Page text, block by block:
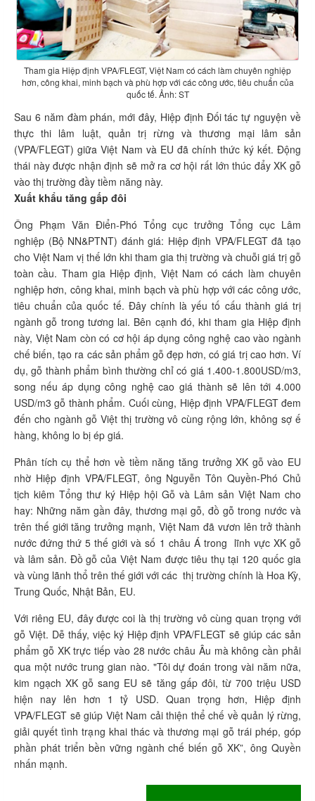
Tham gia Hiệp định VPA/FLEGT, Việt Nam có cách làm chuyên nghiệp
hơn, công khai, minh bạch và phù hợp với các công ước, tiêu chuẩn của
quốc tế. Ảnh: ST
Sau 6 năm đàm phán, mới đây, Hiệp định Đối tác tự nguyện về
thực thi lâm luật, quản trị rừng và thương mại lâm sản
(VPA/FLEGT) giữa Việt Nam và EU đã chính thức ký kết. Động
thái này được nhận định sẽ mở ra cơ hội rất lớn thúc đẩy XK gỗ
vào thị trường đầy tiềm năng này.
Xuất khẩu tăng gấp đôi
Ông Phạm Văn Điển-Phó Tổng cục trưởng Tổng cục Lâm
nghiệp (Bộ NN&PTNT) đánh giá: Hiệp định VPA/FLEGT đã tạo
cho Việt Nam vị thế lớn khi tham gia thị trường và chuỗi giá trị gỗ
toàn cầu. Tham gia Hiệp định, Việt Nam có cách làm chuyên
nghiệp hơn, công khai, minh bạch và phù hợp với các công ước,
tiêu chuẩn của quốc tế. Đây chính là yếu tố cấu thành giá trị
ngành gỗ trong tương lai. Bên cạnh đó, khi tham gia Hiệp định
này, Việt Nam còn có cơ hội áp dụng công nghệ cao vào ngành
chế biến, tạo ra các sản phẩm gỗ đẹp hơn, có giá trị cao hơn. Ví
dụ, gỗ thành phẩm bình thường chỉ có giá 1.400-1.800USD/m3,
song nếu áp dụng công nghệ cao giá thành sẽ lên tới 4.000
USD/m3 gỗ thành phẩm. Cuối cùng, Hiệp định VPA/FLEGT đem
đến cho ngành gỗ Việt thị trường vô cùng rộng lớn, không sợ ế
hàng, không lo bị ép giá.
Phân tích cụ thể hơn về tiềm năng tăng trưởng XK gỗ vào EU
nhờ Hiệp định VPA/FLEGT, ông Nguyễn Tôn Quyền-Phó Chủ
tịch kiêm Tổng thư ký Hiệp hội Gỗ và Lâm sản Việt Nam cho
hay: Những năm gần đây, thương mại gỗ, đồ gỗ trong nước và
trên thế giới tăng trưởng mạnh, Việt Nam đã vươn lên trở thành
nước đứng thứ 5 thế giới và số 1 châu Á trong lĩnh vực XK gỗ
và lâm sản. Đồ gỗ của Việt Nam được tiêu thụ tại 120 quốc gia
và vùng lãnh thổ trên thế giới với các thị trường chính là Hoa Kỳ,
Trung Quốc, Nhật Bản, EU.
Với riêng EU, đây được coi là thị trường vô cùng quan trọng với
gỗ Việt. Dễ thấy, việc ký Hiệp định VPA/FLEGT sẽ giúp các sản
phẩm gỗ XK trực tiếp vào 28 nước châu Âu mà không cần phải
qua một nước trung gian nào. "Tôi dự đoán trong vài năm nữa,
kim ngạch XK gỗ sang EU sẽ tăng gấp đôi, từ 700 triệu USD
hiện nay lên hơn 1 tỷ USD. Quan trọng hơn, Hiệp định
VPA/FLEGT sẽ giúp Việt Nam cải thiện thể chế về quản lý rừng,
giải quyết tình trạng khai thác và thương mại gỗ trái phép, góp
phần phát triển bền vững ngành chế biến gỗ XK”, ông Quyền
nhấn mạnh.